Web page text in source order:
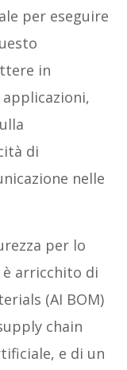
per eseguire
in
di
nelle
per lo
arricchito di
(AI BOM)
chain
e di un